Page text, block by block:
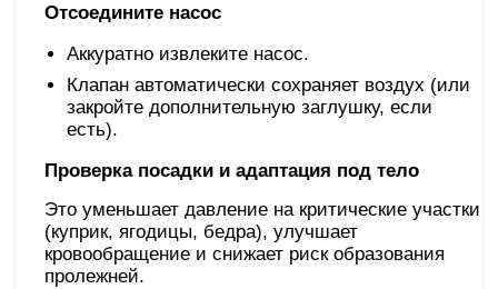
Отсоедините насос
Аккуратно извлеките насос.
Клапан автоматически сохраняет воздух (или
закройте дополнительную заглушку, если
есть).
Проверка посадки и адаптация под тело
Это уменьшает давление на критические участки
(куприк, ягодицы, бедра), улучшает
кровообращение и снижает риск образования
пролежней.